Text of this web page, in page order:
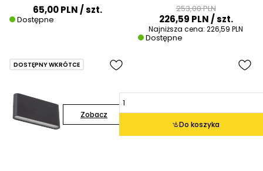
65,00 PLN/ szt.
Dostępne
253,00 PLN
226,59 PLN/ szt.
Najniższa cena: 226,59 PLN
Dostępne
Zobacz
DOSTĘPNY WKRÓTCE
Do koszyka